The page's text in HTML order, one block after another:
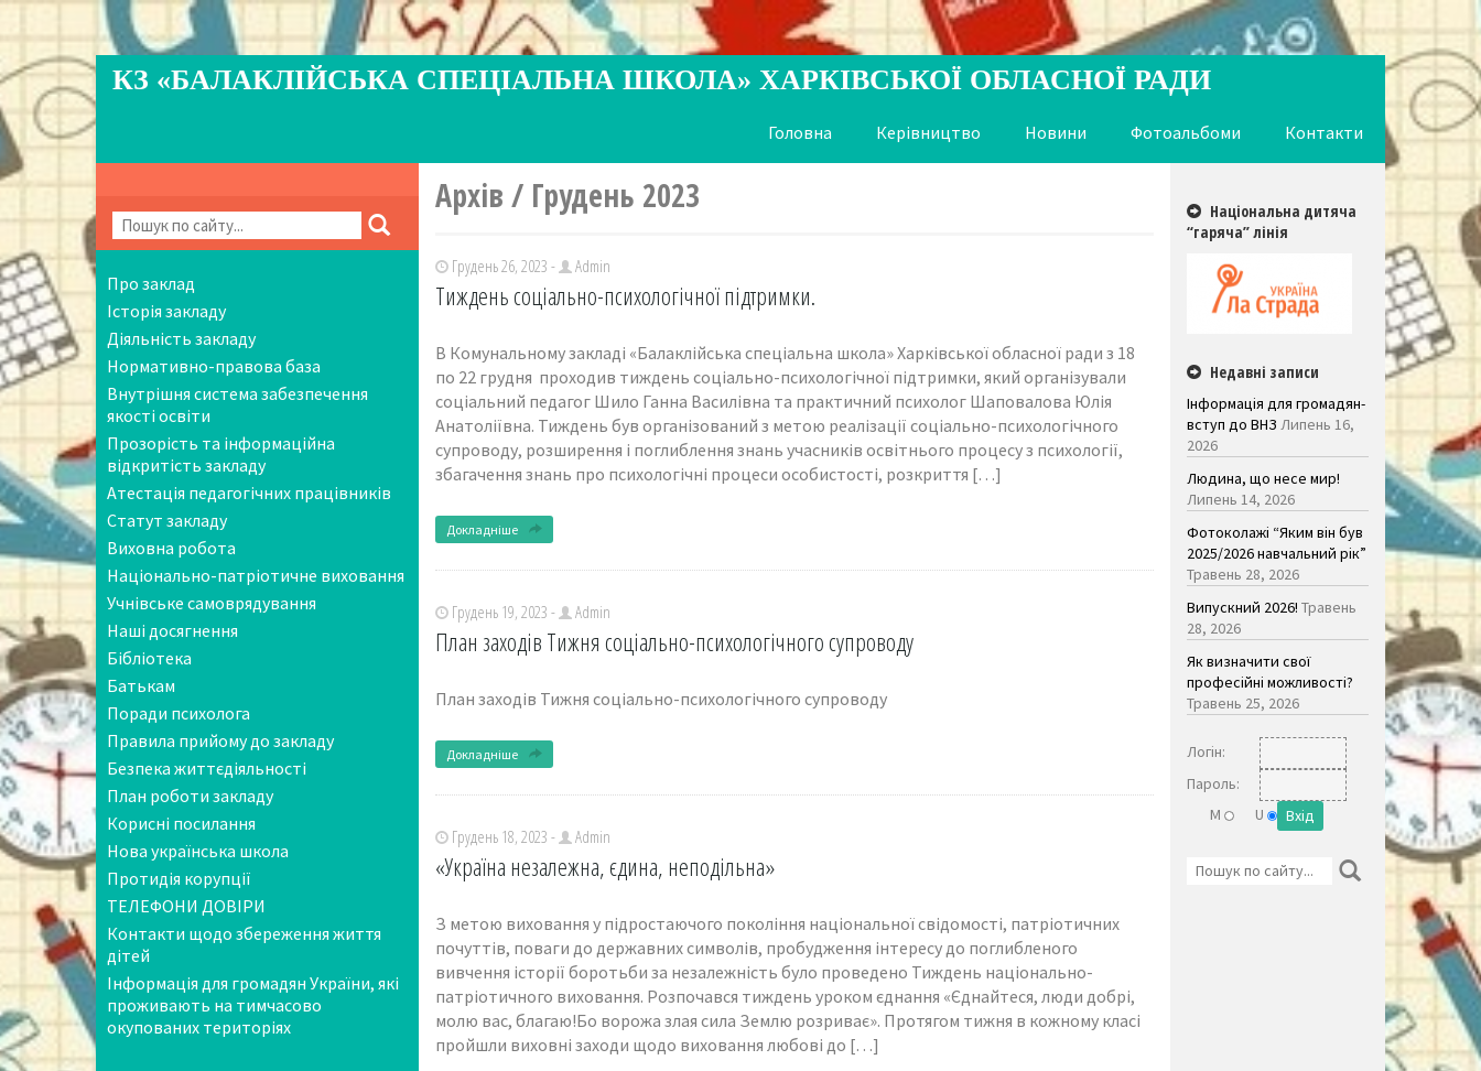
КЗ «БАЛАКЛІЙСЬКА СПЕЦІАЛЬНА ШКОЛА» ХАРКІВСЬКОЇ ОБЛАСНОЇ РАДИ
Головна Керівництво Новини Фотоальбоми Контакти
Про заклад
Історія закладу
Діяльність закладу
Нормативно-правова база
Внутрішня система забезпечення
якості освіти
Прозорість та інформаційна
відкритість закладу
Атестація педагогічних працівників
Статут закладу
Виховна робота
Національно-патріотичне виховання
Учнівське самоврядування
Наші досягнення
Бібліотека
Батькам
Поради психолога
Правила прийому до закладу
Безпека життєдіяльності
План роботи закладу
Корисні посилання
Нова українська школа
Протидія корупції
ТЕЛЕФОНИ ДОВІРИ
Контакти щодо збереження життя
дітей
Інформація для громадян України, які
проживають на тимчасово
окупованих територіях
Архів / Грудень 2023
Грудень 26, 2023 - Admin
Тиждень соціально-психологічної підтримки.
В Комунальному закладі «Балаклійська спеціальна школа» Харківської обласної ради з 18
по 22 грудня проходив тиждень соціально-психологічної підтримки, який організували
соціальний педагог Шило Ганна Василівна та практичний психолог Шаповалова Юлія
Анатоліївна. Тиждень був організований з метою реалізації соціально-психологічного
супроводу, розширення і поглиблення знань учасників освітнього процесу з психології,
збагачення знань про психологічні процеси особистості, розкриття […]
Докладніше
Грудень 19, 2023 - Admin
План заходів Тижня соціально-психологічного супроводу
План заходів Тижня соціально-психологічного супроводу
Докладніше
Грудень 18, 2023 - Admin
«Україна незалежна, єдина, неподільна»
З метою виховання у підростаючого покоління національної свідомості, патріотичних
почуттів, поваги до державних символів, пробудження інтересу до поглибленого
вивчення історії боротьби за незалежність було проведено Тиждень національно-
патріотичного виховання. Розпочався тиждень уроком єднання «Єднайтеся, люди добрі,
молю вас, благаю!Бо ворожа злая сила Землю розриває». Протягом тижня в кожному класі
пройшли виховні заходи щодо виховання любові до […]
Національна дитяча
“гаряча” лінія
Недавні записи
Інформація для громадян-
вступ до ВНЗ Липень 16,
2026
Людина, що несе мир!
Липень 14, 2026
Фотоколажі “Яким він був
2025/2026 навчальний рік”
Травень 28, 2026
Випускний 2026! Травень
28, 2026
Як визначити свої
професійні можливості?
Травень 25, 2026
Логiн:
Пароль:
M
U